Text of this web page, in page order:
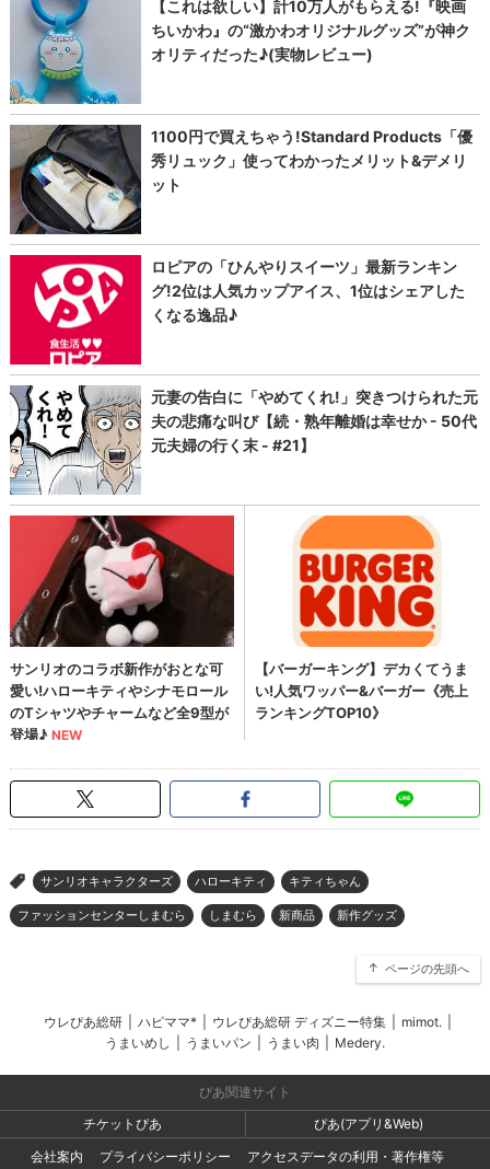
> サンリオキャラクターズ ハローキティ キティちゃん
ファッションセンターしまむら しまむら 新商品 新作グッズ
ページの先頭へ
ウレぴあ総研 ハピママ* ウレぴあ総研 ディズニー特集 mimot.
うまいめし
うまいパン うまい肉 Medery.
ぴあ関連サイト
チケットぴあ
ぴあ(アプリ&Web)
会社案内
プライバシーポリシー アクセスデータの利用・著作権等